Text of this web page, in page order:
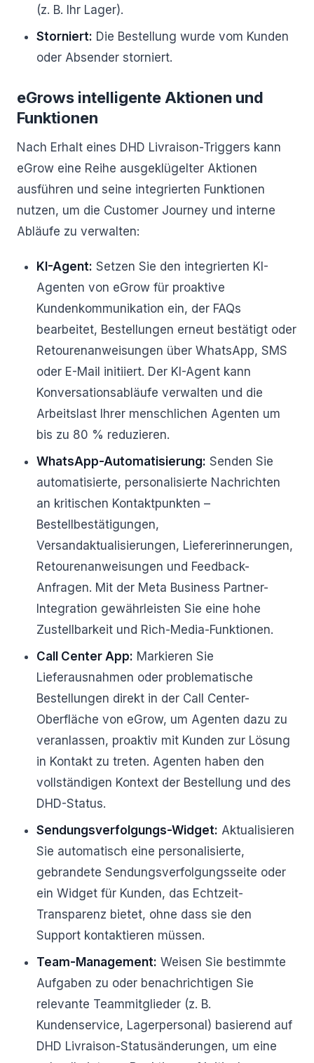
(z. B. Ihr Lager).
Storniert: Die Bestellung wurde vom Kunden
oder Absender storniert.
eGrows intelligente Aktionen und
Funktionen
Nach Erhalt eines DHD Livraison-Triggers kann
eGrow eine Reihe ausgeklügelter Aktionen
ausführen und seine integrierten Funktionen
nutzen, um die Customer Journey und interne
Abläufe zu verwalten:
KI-Agent: Setzen Sie den integrierten KI-
Agenten von eGrow für proaktive
Kundenkommunikation ein, der FAQs
bearbeitet, Bestellungen erneut bestätigt oder
Retourenanweisungen über WhatsApp, SMS
oder E-Mail initiiert. Der KI-Agent kann
Konversationsabläufe verwalten und die
Arbeitslast Ihrer menschlichen Agenten um
bis zu 80 % reduzieren.
WhatsApp-Automatisierung: Senden Sie
automatisierte, personalisierte Nachrichten
an kritischen Kontaktpunkten –
Bestellbestätigungen,
Versandaktualisierungen, Liefererinnerungen,
Retourenanweisungen und Feedback-
Anfragen. Mit der Meta Business Partner-
Integration gewährleisten Sie eine hohe
Zustellbarkeit und Rich-Media-Funktionen.
Call Center App: Markieren Sie
Lieferausnahmen oder problematische
Bestellungen direkt in der Call Center-
Oberfläche von eGrow, um Agenten dazu zu
veranlassen, proaktiv mit Kunden zur Lösung
in Kontakt zu treten. Agenten haben den
vollständigen Kontext der Bestellung und des
DHD-Status.
Sendungsverfolgungs-Widget: Aktualisieren
Sie automatisch eine personalisierte,
gebrandete Sendungsverfolgungsseite oder
ein Widget für Kunden, das Echtzeit-
Transparenz bietet, ohne dass sie den
Support kontaktieren müssen.
Team-Management: Weisen Sie bestimmte
Aufgaben zu oder benachrichtigen Sie
relevante Teammitglieder (z. B.
Kundenservice, Lagerpersonal) basierend auf
DHD Livraison-Statusänderungen, um eine